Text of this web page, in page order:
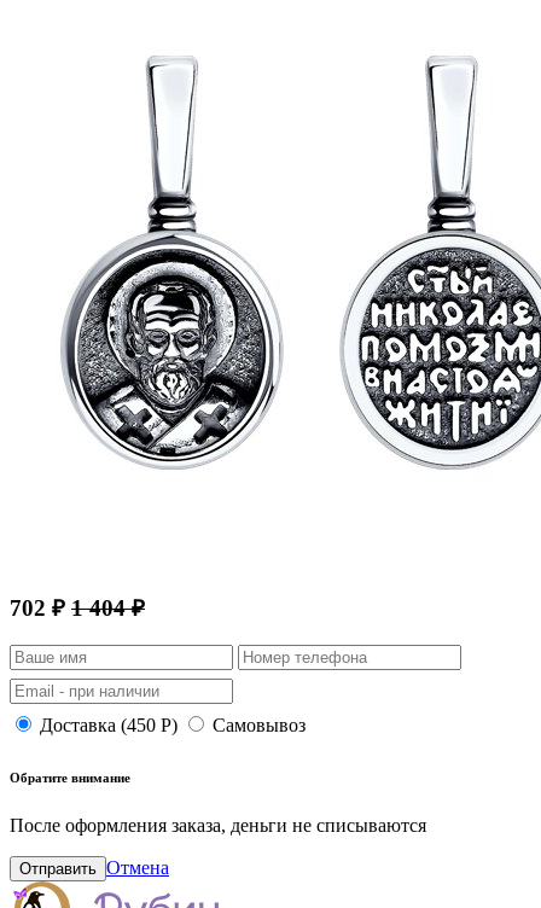
702 ₽ 1 404 ₽
Доставка (450 Р) Самовывоз
Обратите внимание
После оформления заказа, деньги не списываются
Отправить Отмена